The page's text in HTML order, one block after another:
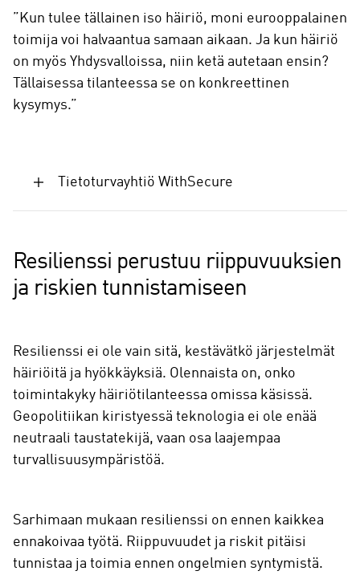
”Kun tulee tällainen iso häiriö, moni eurooppalainen
toimija voi halvaantua samaan aikaan. Ja kun häiriö
on myös Yhdysvalloissa, niin ketä autetaan ensin?
Tällaisessa tilanteessa se on konkreettinen
kysymys.”
Tietoturvayhtiö WithSecure
Resilienssi perustuu riippuvuuksien
ja riskien tunnistamiseen
Resilienssi ei ole vain sitä, kestävätkö järjestelmät
häiriöitä ja hyökkäyksiä. Olennaista on, onko
toimintakyky häiriötilanteessa omissa käsissä.
Geopolitiikan kiristyessä teknologia ei ole enää
neutraali taustatekijä, vaan osa laajempaa
turvallisuusympäristöä.
Sarhimaan mukaan resilienssi on ennen kaikkea
ennakoivaa työtä. Riippuvuudet ja riskit pitäisi
tunnistaa ja toimia ennen ongelmien syntymistä.